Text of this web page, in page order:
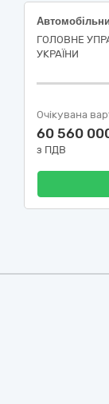
ГОЛОВНЕ
УКРАЇНИ
Очікувана
60 560
з ПДВ